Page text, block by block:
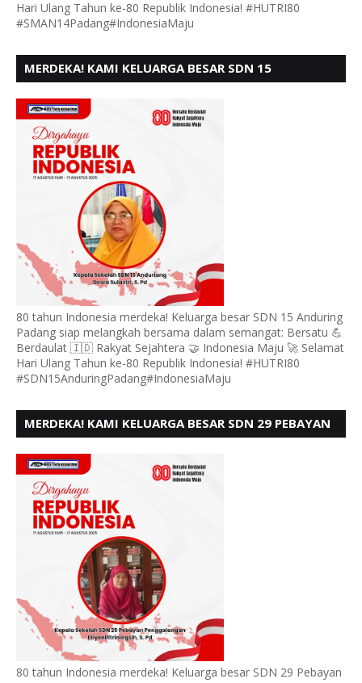
Hari Ulang Tahun ke-80 Republik Indonesia! #HUTRI80
#SMAN14Padang#IndonesiaMaju
MERDEKA! KAMI KELUARGA BESAR SDN 15
80 tahun Indonesia merdeka! Keluarga besar SDN 15 Anduring
Padang siap melangkah bersama dalam semangat: Bersatu 💪
Berdaulat 🇮🇩 Rakyat Sejahtera 🤝 Indonesia Maju 🚀 Selamat
Hari Ulang Tahun ke-80 Republik Indonesia! #HUTRI80
#SDN15AnduringPadang#IndonesiaMaju
MERDEKA! KAMI KELUARGA BESAR SDN 29 PEBAYAN
KE - 80
80 tahun Indonesia merdeka! Keluarga besar SDN 29 Pebayan